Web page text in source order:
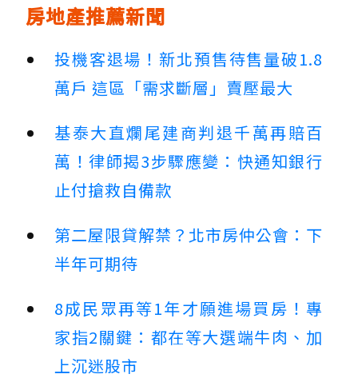
房地產推薦新聞
投機客退場！新北預售待售量破1.8
萬戶 這區「需求斷層」賣壓最大
基泰大直爛尾建商判退千萬再賠百
萬！律師揭3步驟應變：快通知銀行
止付搶救自備款
第二屋限貸解禁？北市房仲公會：下
半年可期待
8成民眾再等1年才願進場買房！專
家指2關鍵：都在等大選端牛肉、加
上沉迷股市